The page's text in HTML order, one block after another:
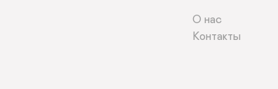
О нас
Контакты